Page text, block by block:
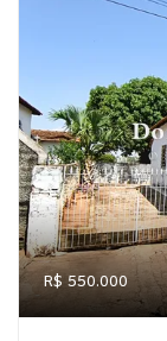
R$ 550.000